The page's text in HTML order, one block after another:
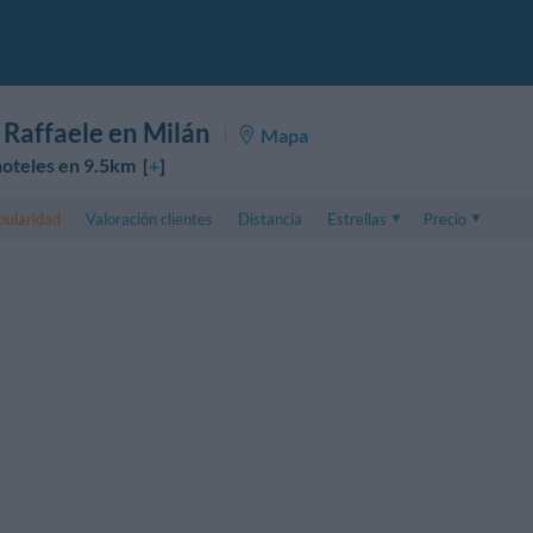
en Milán
Mapa
en 9.5km [+]
Valoración clientes Distancia
Estrellas
Precio